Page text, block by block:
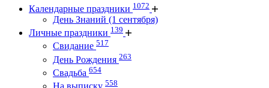
Календарные праздники 1072
День Знаний (1 сентября)
Личные праздники 139
Свидание 517
День Рождения 263
Свадьба 654
558